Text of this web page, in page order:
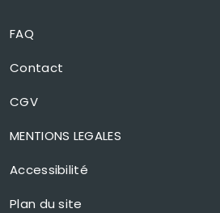
FAQ
Contact
CGV
MENTIONS LEGALES
Accessibilité
Plan du site